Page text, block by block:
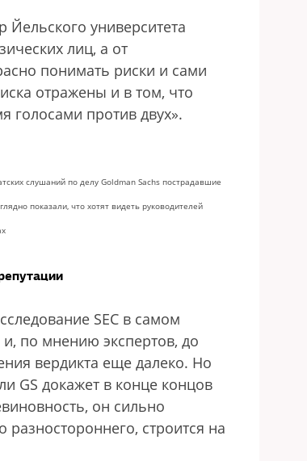
Йельского университета
лиц, а от
понимать риски и сами
отражены и в том, что
голосами против двух».
слушаний по делу Goldman Sachs пострадавшие
показали, что хотят видеть руководителей
SEC в самом
и, по мнению экспертов, до
вердикта еще далеко. Но
GS докажет в конце концов
он сильно
разностороннего, строится на